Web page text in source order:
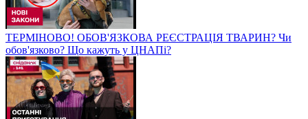
ТЕРМІНОВО! ОБОВ'ЯЗКОВА РЕЄСТРАЦІЯ ТВАРИН? Чи
обов'язково? Що кажуть у ЦНАПі?